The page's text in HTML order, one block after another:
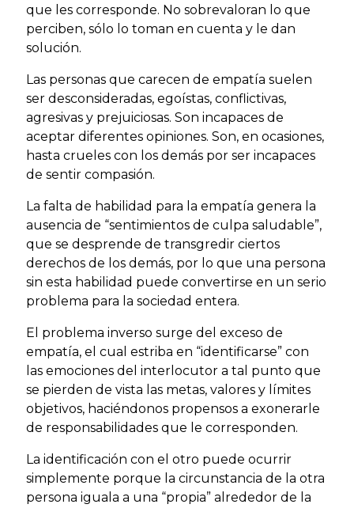
que les corresponde. No sobrevaloran lo que
perciben, sólo lo toman en cuenta y le dan
solución.
Las personas que carecen de empatía suelen
ser desconsideradas, egoístas, conflictivas,
agresivas y prejuiciosas. Son incapaces de
aceptar diferentes opiniones. Son, en ocasiones,
hasta crueles con los demás por ser incapaces
de sentir compasión.
La falta de habilidad para la empatía genera la
ausencia de “sentimientos de culpa saludable”,
que se desprende de transgredir ciertos
derechos de los demás, por lo que una persona
sin esta habilidad puede convertirse en un serio
problema para la sociedad entera.
El problema inverso surge del exceso de
empatía, el cual estriba en “identificarse” con
las emociones del interlocutor a tal punto que
se pierden de vista las metas, valores y límites
objetivos, haciéndonos propensos a exonerarle
de responsabilidades que le corresponden.
La identificación con el otro puede ocurrir
simplemente porque la circunstancia de la otra
persona iguala a una “propia” alrededor de la